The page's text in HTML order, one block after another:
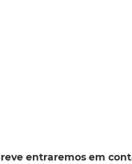
entraremos em